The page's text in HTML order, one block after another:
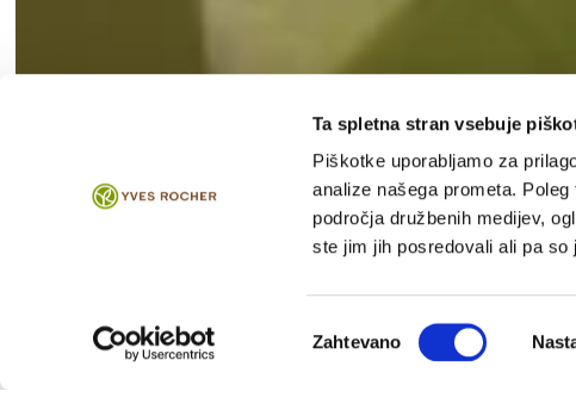
Ta spletna stran vsebuje
Piškotke uporabljamo za
analize našega prometa.
področja družbenih medijev,
ste jim jih posredovali ali pa
soglasja
Zahtevano
"Pri vsem,